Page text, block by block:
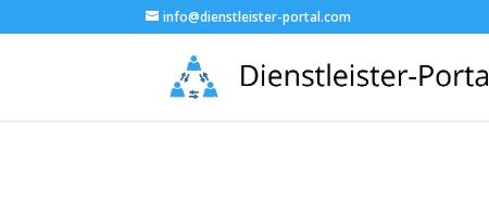
info@dienstleister-portal.com